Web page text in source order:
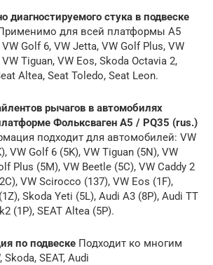
диагностируемого стука в подвеске
для всей платформы A5
Golf 6, VW Jetta, VW Golf Plus, VW
Tiguan, VW Eos, Skoda Octavia 2,
Altea, Seat Toledo, Seat Leon.
рычагов в автомобилях
Фольксваген A5 / PQ35 (rus.)
подходит для автомобилей: VW
VW Golf 6 (5K), VW Tiguan (5N), VW
Plus (5M), VW Beetle (5C), VW Caddy 2
VW Scirocco (137), VW Eos (1F),
Skoda Yeti (5L), Audi A3 (8P), Audi TT
(1P), SEAT Altea (5P).
по подвеске Подходит ко многим
SEAT, Audi